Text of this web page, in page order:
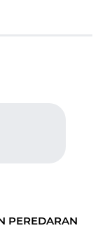
PEREDARAN